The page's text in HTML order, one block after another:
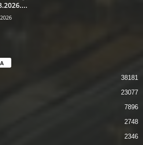
38181
23077
7896
2748
2346